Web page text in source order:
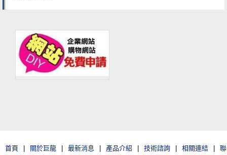
首頁 關於巨龍 最新消息 產品介紹 技術諮詢 相關連結
聯